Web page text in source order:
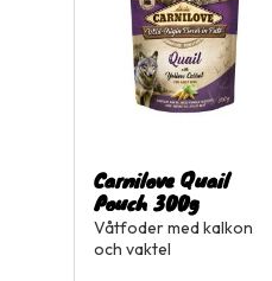
Carnilove Quail
Pouch 300g
Våtfoder med kalkon
och vaktel